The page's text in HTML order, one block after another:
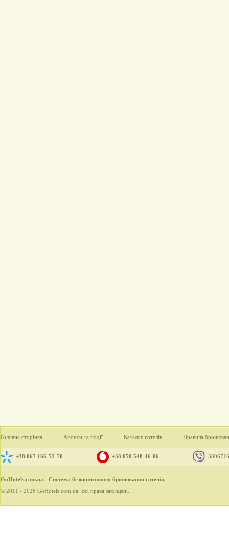
Головна сторінка Анонси та події Каталог готелів Правила
+38 067 166-52-70 +38 050 548-46-06
GoHotels.com.ua - Система безкоштовного бронювання готелів.
© 2011 - 2026 GoHotels.com.ua. Всі права захищені.